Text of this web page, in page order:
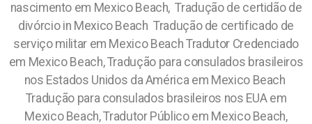
nascimento em Mexico Beach, Tradução de certidão de
divórcio in Mexico Beach Tradução de certificado de
serviço militar em Mexico Beach Tradutor Credenciado
em Mexico Beach, Tradução para consulados brasileiros
nos Estados Unidos da América em Mexico Beach
Tradução para consulados brasileiros nos EUA em
Mexico Beach, Tradutor Público em Mexico Beach,